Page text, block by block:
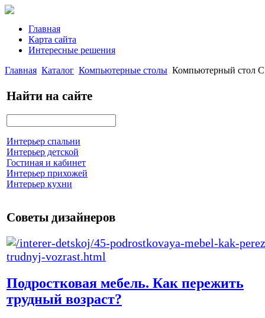
Главная
Карта сайта
Интересные решения
Главная Каталог Компьютерные столы Компьютерный стол
Найти на сайте
Интерьер спальни
Интерьер детской
Гостиная и кабинет
Интерьер прихожей
Интерьер кухни
Советы дизайнеров
Подростковая мебель. Как пережить
трудный возраст?